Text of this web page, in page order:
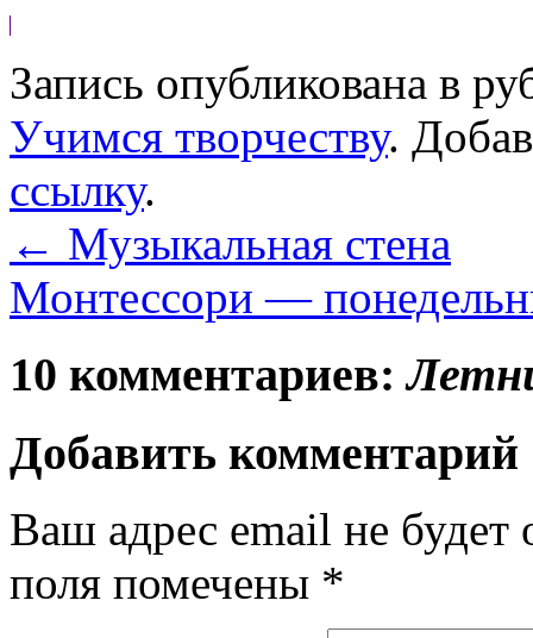
Запись опубликована в
Учимся творчеству.
ссылку.
← Музыкальная стена
Монтессори —
10 комментариев:
Добавить комментарий
Ваш адрес email не будет
поля помечены *